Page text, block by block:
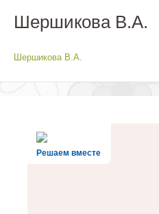
Шершикова В.А.
Шершикова В.А.
Решаем вместе